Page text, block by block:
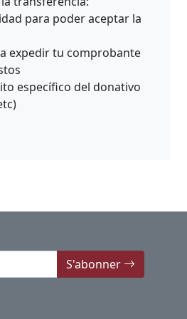
para poder aceptar la
expedir tu comprobante
específico del donativo
S'abonner